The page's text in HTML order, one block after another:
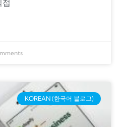
접
KOREAN (한국어 블로그)